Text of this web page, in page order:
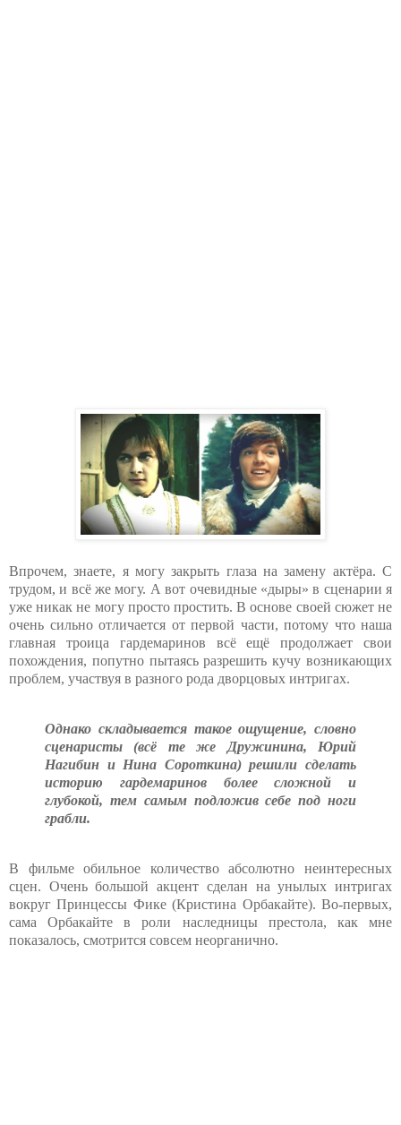
Впрочем, знаете, я могу закрыть глаза на замену актёра. С
трудом, и всё же могу. А вот очевидные «дыры» в сценарии я
уже никак не могу просто простить. В основе своей сюжет не
очень сильно отличается от первой части, потому что наша
главная троица гардемаринов всё ещё продолжает свои
похождения, попутно пытаясь разрешить кучу возникающих
проблем, участвуя в разного рода дворцовых интригах.
Однако складывается такое ощущение, словно
сценаристы (всё те же Дружинина, Юрий
Нагибин и Нина Сороткина) решили сделать
историю гардемаринов более сложной и
глубокой, тем самым подложив себе под ноги
грабли.
В фильме обильное количество абсолютно неинтересных
сцен. Очень большой акцент сделан на унылых интригах
вокруг Принцессы Фике (Кристина Орбакайте). Во-первых,
сама Орбакайте в роли наследницы престола, как мне
показалось, смотрится совсем неорганично.